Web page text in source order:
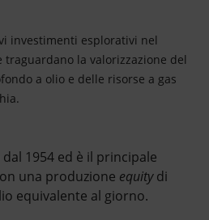
investimenti esplorativi nel
la valorizzazione del
a olio e delle risorse a gas
1954 ed è il principale
una produzione equitydi
equivalente al giorno.